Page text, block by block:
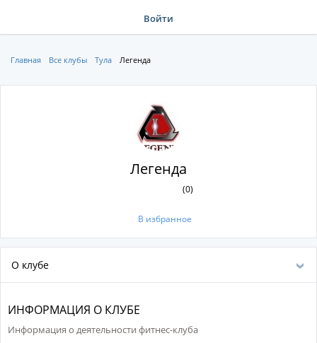
Войти
Главная Все клубы Тула Легенда
Легенда
(0)
В избранное
О клубе
ИНФОРМАЦИЯ О КЛУБЕ
Информация о деятельности фитнес-клуба